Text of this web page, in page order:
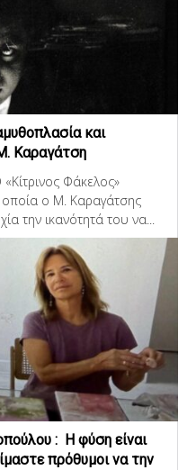
και
Καραγάτση
οποία ο Μ. Καραγάτσης
την ικανότητά του να...
: Η φύση είναι
πρόθυμοι να την